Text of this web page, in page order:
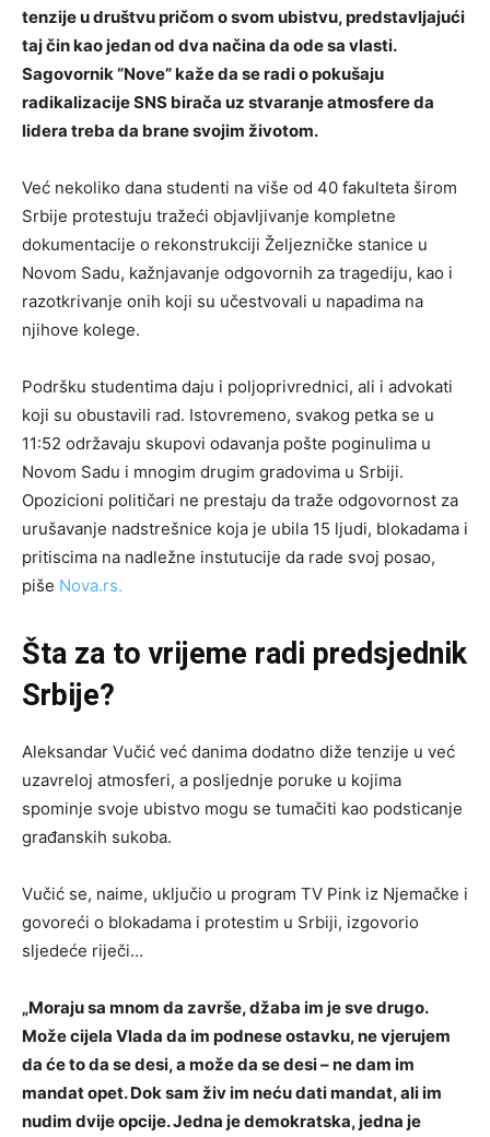
tenzije u društvu pričom o svom ubistvu, predstavljajući
taj čin kao jedan od dva načina da ode sa vlasti.
Sagovornik “Nove” kaže da se radi o pokušaju
radikalizacije SNS birača uz stvaranje atmosfere da
lidera treba da brane svojim životom.
Već nekoliko dana studenti na više od 40 fakulteta širom
Srbije protestuju tražeći objavljivanje kompletne
dokumentacije o rekonstrukciji Željezničke stanice u
Novom Sadu, kažnjavanje odgovornih za tragediju, kao i
razotkrivanje onih koji su učestvovali u napadima na
njihove kolege.
Podršku studentima daju i poljoprivrednici, ali i advokati
koji su obustavili rad. Istovremeno, svakog petka se u
11:52 održavaju skupovi odavanja pošte poginulima u
Novom Sadu i mnogim drugim gradovima u Srbiji.
Opozicioni političari ne prestaju da traže odgovornost za
urušavanje nadstrešnice koja je ubila 15 ljudi, blokadama i
pritiscima na nadležne instutucije da rade svoj posao,
piše Nova.rs.
Šta za to vrijeme radi predsjednik
Srbije?
Aleksandar Vučić već danima dodatno diže tenzije u već
uzavreloj atmosferi, a posljednje poruke u kojima
spominje svoje ubistvo mogu se tumačiti kao podsticanje
građanskih sukoba.
Vučić se, naime, uključio u program TV Pink iz Njemačke i
govoreći o blokadama i protestim u Srbiji, izgovorio
sljedeće riječi…
„Moraju sa mnom da završe, džaba im je sve drugo.
Može cijela Vlada da im podnese ostavku, ne vjerujem
da će to da se desi, a može da se desi – ne dam im
mandat opet. Dok sam živ im neću dati mandat, ali im
nudim dvije opcije. Jedna je demokratska, jedna je